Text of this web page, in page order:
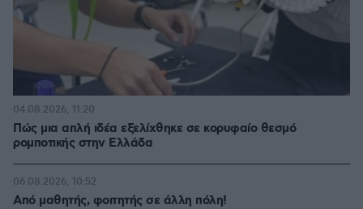
Πώς μια απλή ιδέα εξελίχθηκε σε κορυφαίο θεσμό
ρομποτικής στην Ελλάδα
04.08.2026, 11:20
Από μαθητής, φοιτητής σε άλλη πόλη!
06.08.2026, 10:52